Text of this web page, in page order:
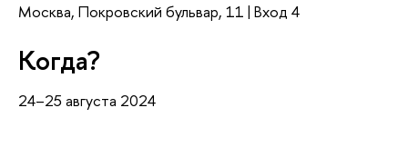
Москва, Покровский бульвар, 11 | Вход 4
Когда?
24–25 августа 2024